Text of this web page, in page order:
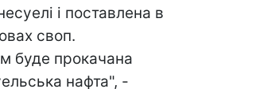
і поставлена в
своп.
буде прокачана
нафта", -